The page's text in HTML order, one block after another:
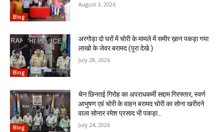
Blog
August 3, 2026
Blog
अरगोड़ा दो घरों में चोरी के मामले में समीर ख़ान पकड़ा गया
लाखो के जेवर बरामद (पूरा देखे )
July 28, 2026
Blog
चेन छिनतई गिरोह का अपराधकर्मी सद्दाम गिरफ्तार, स्वर्ण
आभुषण एवं चोरी के वाहन बरामद चोरी का सोना खरीदने
वाला सोनार रमेश प्रसाद भी पकड़ा...
July 24, 2026